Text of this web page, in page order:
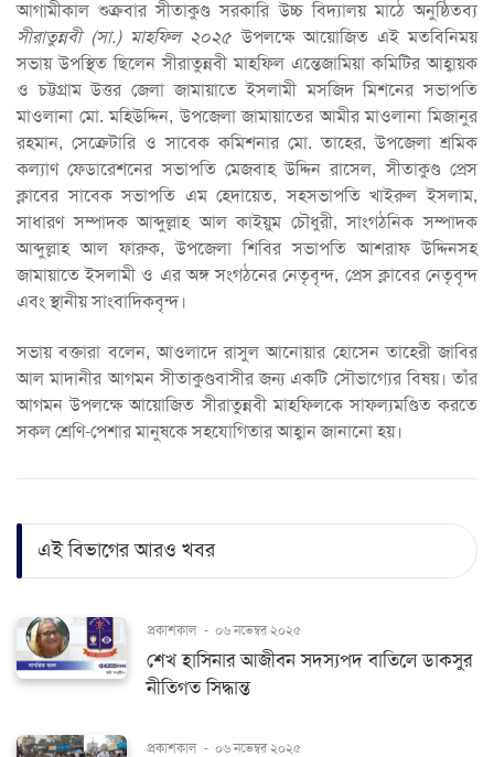
আগামীকাল শুক্রবার সীতাকুণ্ড সরকারি উচ্চ বিদ্যালয় মাঠে অনুষ্ঠিতব্য
সীরাতুন্নবী (সা.) মাহফিল ২০২৫উপলক্ষে আয়োজিত এই মতবিনিময়
সভায় উপস্থিত ছিলেন সীরাতুন্নবী মাহফিল এন্তেজামিয়া কমিটির আহ্বায়ক
ও চট্টগ্রাম উত্তর জেলা জামায়াতে ইসলামী মসজিদ মিশনের সভাপতি
মাওলানা মো. মহিউদ্দিন, উপজেলা জামায়াতের আমীর মাওলানা মিজানুর
রহমান, সেক্রেটারি ও সাবেক কমিশনার মো. তাহের, উপজেলা শ্রমিক
কল্যাণ ফেডারেশনের সভাপতি মেজবাহ উদ্দিন রাসেল, সীতাকুণ্ড প্রেস
ক্লাবের সাবেক সভাপতি এম হেদায়েত, সহসভাপতি খাইরুল ইসলাম,
সাধারণ সম্পাদক আব্দুল্লাহ আল কাইয়ুম চৌধুরী, সাংগঠনিক সম্পাদক
আব্দুল্লাহ আল ফারুক, উপজেলা শিবির সভাপতি আশরাফ উদ্দিনসহ
জামায়াতে ইসলামী ও এর অঙ্গ সংগঠনের নেতৃবৃন্দ, প্রেস ক্লাবের নেতৃবৃন্দ
এবং স্থানীয় সাংবাদিকবৃন্দ।
সভায় বক্তারা বলেন, আওলাদে রাসুল আনোয়ার হোসেন তাহেরী জাবির
আল মাদানীর আগমন সীতাকুণ্ডবাসীর জন্য একটি সৌভাগ্যের বিষয়। তাঁর
আগমন উপলক্ষে আয়োজিত সীরাতুন্নবী মাহফিলকে সাফল্যমণ্ডিত করতে
সকল শ্রেণি-পেশার মানুষকে সহযোগিতার আহ্বান জানানো হয়।
এই বিভাগের আরও খবর
প্রকাশকাল - ০৬ নভেম্বর ২০২৫
শেখ হাসিনার আজীবন সদস্যপদ বাতিলে ডাকসুর
নীতিগত সিদ্ধান্ত
প্রকাশকাল - ০৬ নভেম্বর ২০২৫